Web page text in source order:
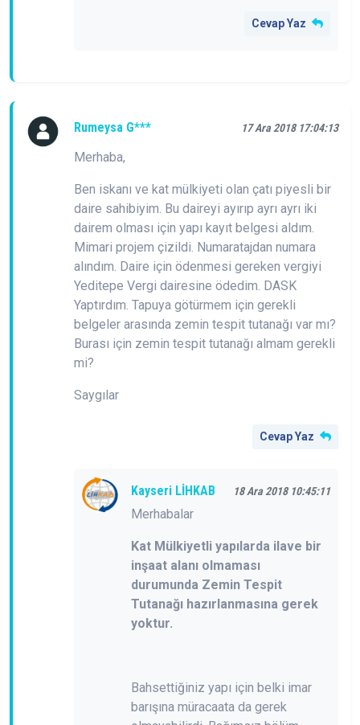
Cevap Yaz
Rumeysa G*** 17 Ara 2018 17:04:13
Merhaba,
Ben iskanı ve kat mülkiyeti olan çatı piyesli bir
daire sahibiyim. Bu daireyi ayırıp ayrı ayrı iki
dairem olması için yapı kayıt belgesi aldım.
Mimari projem çizildi. Numaratajdan numara
alındım. Daire için ödenmesi gereken vergiyi
Yeditepe Vergi dairesine ödedim. DASK
Yaptırdım. Tapuya götürmem için gerekli
belgeler arasında zemin tespit tutanağı var mı?
Burası için zemin tespit tutanağı almam gerekli
mi?
Saygılar
Cevap Yaz
Kayseri LİHKAB 18 Ara 2018 10:45:11
Merhabalar
Kat Mülkiyetli yapılarda ilave bir
inşaat alanı olmaması
durumunda Zemin Tespit
Tutanağı hazırlanmasına gerek
yoktur.
Bahsettiğiniz yapı için belki imar
barışına müracaata da gerek